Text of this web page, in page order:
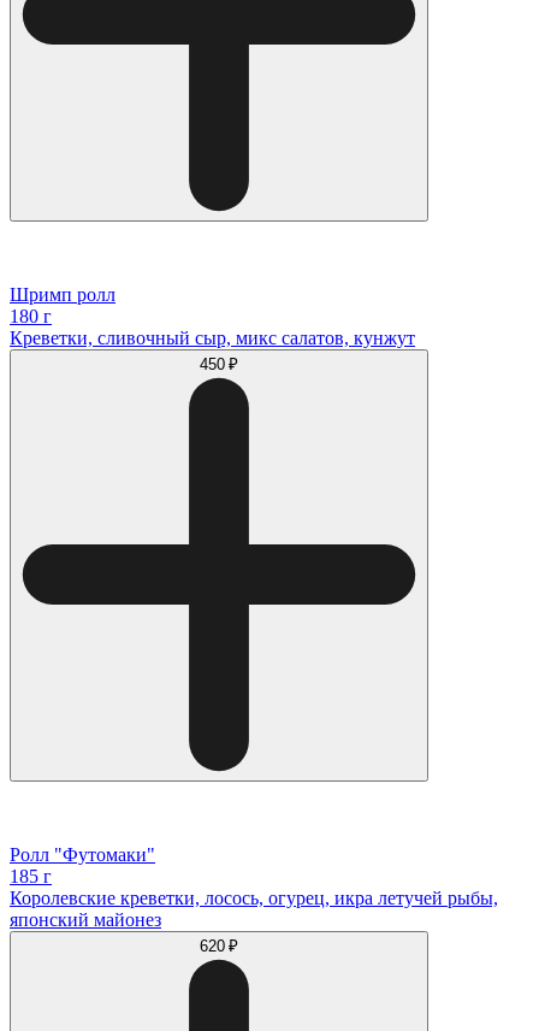
Шримп ролл
180 г
Креветки, сливочный сыр, микс салатов, кунжут
450 ₽
Ролл "Футомаки"
185 г
Королевские креветки, лосось, огурец, икра летучей рыбы,
японский майонез
620 ₽